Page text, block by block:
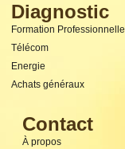
Diagnostic
Formation Professionnelle
Télécom
Energie
Achats généraux
Contact
À propos